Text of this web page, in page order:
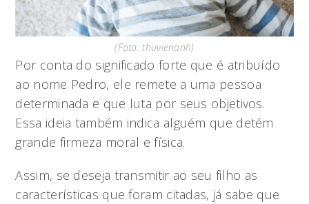
(Foto: thuvienanh)
Por conta do significado forte que é atribuído
ao nome Pedro, ele remete a uma pessoa
determinada e que luta por seus objetivos.
Essa ideia também indica alguém que detém
grande firmeza moral e física.
Assim, se deseja transmitir ao seu filho as
características que foram citadas, já sabe que